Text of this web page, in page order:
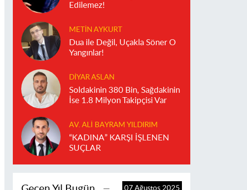
Edilemez!
METIN AYKURT
Dua ile Değil, Uçakla Söner O
Yangınlar!
DIYAR ASLAN
Soldakinin 380 Bin, Sağdakinin
İse 1.8 Milyon Takipçisi Var
AV. ALI BAYRAM YILDIRIM
“KADINA” KARŞI İŞLENEN
SUÇLAR
07 Ağustos 2025